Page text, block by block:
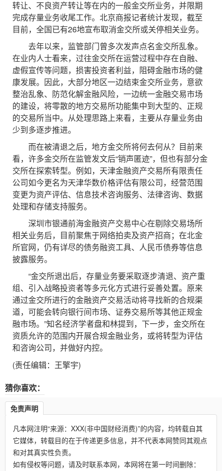
转让、不良资产转让等在内的一般金交所业务，并限期
完成存量业务收尾工作。北京商报记者统计发现，截至
目前，全国已有26地宣布取消金交所或关停相关业务。
去年以来，监管部门曾多次发声点名金交所乱象。
在业内人士看来，过往金交所在运营过程中存在自融、
虚假宣传等问题，损害投资者利益，阻碍金融市场的健
康发展。因此，大部分地区一边结束金交所业务，意欲
整治乱象、防范化解金融风险，一边统一金融交易市场
的建设，将零散的地方交易所功能集中到大型的、正规
的交易所当中。从处理思路上来看，主要从存量业务由
少到多逐步推进。
而在被清退之后，地方金交所将何去何从？目前来
看，许多金交所在监管发文后“销声匿迹”，但也有部分金
交所在探索转型。例如，天津金融资产交易所有限责任
公司如今更名为天津华数价格评估有限公司，经营范围
变更为资产评估、信息技术咨询服务、法律咨询、数据
处理和存储支持服务。
深圳市银通前海金融资产交易中心在剔除交易场所
相关业务后，目前聚焦于网络拍卖及资产招商；在北金
所官网，仍有详尽的债务融资工具、人民币债券等信息
披露服务。
“金交所退出后，存量业务要采取逐步清退、资产重
组、引入战略投资者等多元化方式进行妥善处置。原来
通过金交所进行的金融资产交易活动将寻找新的合规渠
道，可能会转向银行间市场、证券交易所等其他正规金
融市场。”知名经济学者盘和林提到，下一步，金交所在
资质允许的范围内开展合规金融业务，或将转型为评估
和咨询公司，并做好内控。
(责任编辑：王擎宇)
猜你喜欢：
免责声明
凡本网注明“来源：XXX(非中国财经消费)”的内容，均转载自其
它媒体，转载目的在于传递更多信息，并不代表本网赞同其观点
和对其真实性负责。
如有侵权等问题，请及时联系本网，本网将在第一时间删除：